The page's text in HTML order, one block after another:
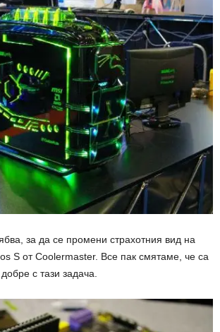
за да се промени страхотния вид на
S от Coolermaster. Все пак смятаме, че са
с тази задача.